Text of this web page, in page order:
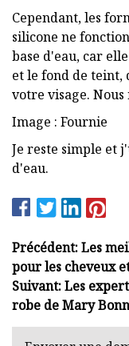
Cependant, les
silicone ne
base d'eau, car
et le fond de teint,
votre visage. Nous
Image : Fournie
Je reste simple et
d'eau.
Précédent: Les
pour les cheveux
Suivant: Les
robe de Mary